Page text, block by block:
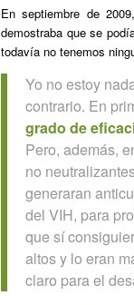
En septiembre de
demostraba que se
todavía no tenemos
Yo no estoy
contrario. En
grado de
Pero, además,
no
generaran
del VIH, para
que sí
altos y lo eran
claro para el